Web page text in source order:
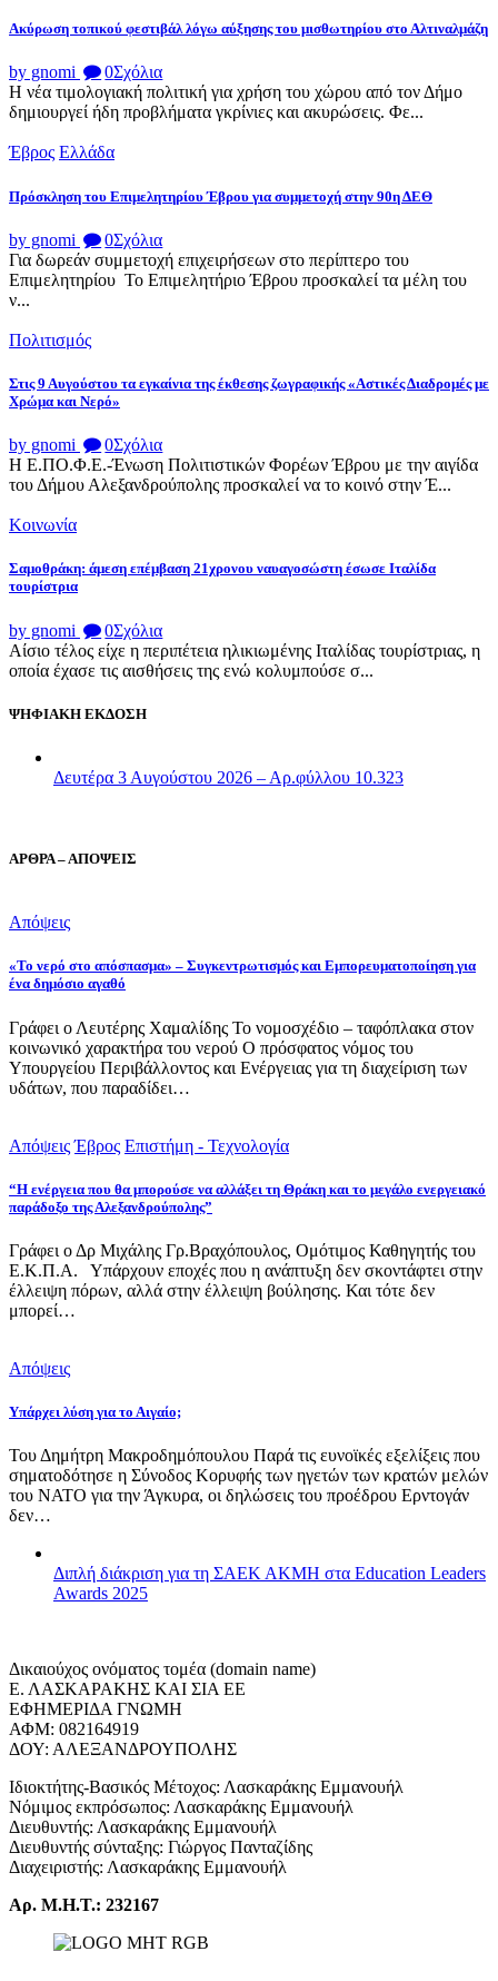
Ακύρωση τοπικού φεστιβάλ λόγω αύξησης του μισθωτηρίου στο Αλτιναλμάζη
by gnomi 0Σχόλια
Η νέα τιμολογιακή πολιτική για χρήση του χώρου από τον Δήμο
δημιουργεί ήδη προβλήματα γκρίνιες και ακυρώσεις. Φε...
Έβρος Ελλάδα
Πρόσκληση του Επιμελητηρίου Έβρου για συμμετοχή στην 90η ΔΕΘ
by gnomi 0Σχόλια
Για δωρεάν συμμετοχή επιχειρήσεων στο περίπτερο του
Επιμελητηρίου Το Επιμελητήριο Έβρου προσκαλεί τα μέλη του
ν...
Πολιτισμός
Στις 9 Αυγούστου τα εγκαίνια της έκθεσης ζωγραφικής «Αστικές Διαδρομές με
Χρώμα και Νερό»
by gnomi 0Σχόλια
Η Ε.ΠΟ.Φ.Ε.-Ένωση Πολιτιστικών Φορέων Έβρου με την αιγίδα
του Δήμου Αλεξανδρούπολης προσκαλεί να το κοινό στην Έ...
Κοινωνία
Σαμοθράκη: άμεση επέμβαση 21χρονου ναυαγοσώστη έσωσε Ιταλίδα
τουρίστρια
by gnomi 0Σχόλια
Αίσιο τέλος είχε η περιπέτεια ηλικιωμένης Ιταλίδας τουρίστριας, η
οποία έχασε τις αισθήσεις της ενώ κολυμπούσε σ...
ΨΗΦΙΑΚΗ ΕΚΔΟΣΗ
Δευτέρα 3 Αυγούστου 2026 – Αρ.φύλλου 10.323
ΑΡΘΡΑ – ΑΠΟΨΕΙΣ
Απόψεις
«Το νερό στο απόσπασμα» – Συγκεντρωτισμός και Εμπορευματοποίηση για
ένα δημόσιο αγαθό
Γράφει ο Λευτέρης Χαμαλίδης Το νομοσχέδιο – ταφόπλακα στον
κοινωνικό χαρακτήρα του νερού Ο πρόσφατος νόμος του
Υπουργείου Περιβάλλοντος και Ενέργειας για τη διαχείριση των
υδάτων, που παραδίδει…
Απόψεις Έβρος Επιστήμη - Τεχνολογία
“Η ενέργεια που θα μπορούσε να αλλάξει τη Θράκη και το μεγάλο ενεργειακό
παράδοξο της Αλεξανδρούπολης”
Γράφει ο Δρ Μιχάλης Γρ.Βραχόπουλος, Ομότιμος Καθηγητής του
Ε.Κ.Π.Α. Υπάρχουν εποχές που η ανάπτυξη δεν σκοντάφτει στην
έλλειψη πόρων, αλλά στην έλλειψη βούλησης. Και τότε δεν
μπορεί…
Απόψεις
Υπάρχει λύση για το Αιγαίο;
Του Δημήτρη Μακροδημόπουλου Παρά τις ευνοϊκές εξελίξεις που
σηματοδότησε η Σύνοδος Κορυφής των ηγετών των κρατών μελών
του ΝΑΤΟ για την Άγκυρα, οι δηλώσεις του προέδρου Ερντογάν
δεν…
Διπλή διάκριση για τη ΣΑΕΚ ΑΚΜΗ στα Education Leaders
Awards 2025
Δικαιούχος ονόματος τομέα (domain name)
Ε. ΛΑΣΚΑΡΑΚΗΣ ΚΑΙ ΣΙΑ ΕΕ
ΕΦΗΜΕΡΙΔΑ ΓΝΩΜΗ
ΑΦΜ: 082164919
ΔΟΥ: ΑΛΕΞΑΝΔΡΟΥΠΟΛΗΣ
Ιδιοκτήτης-Βασικός Μέτοχος: Λασκαράκης Εμμανουήλ
Νόμιμος εκπρόσωπος: Λασκαράκης Εμμανουήλ
Διευθυντής: Λασκαράκης Εμμανουήλ
Διευθυντής σύνταξης: Γιώργος Πανταζίδης
Διαχειριστής: Λασκαράκης Εμμανουήλ
Αρ. Μ.Η.Τ.: 232167